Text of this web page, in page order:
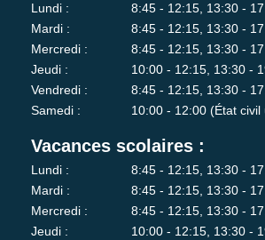
Lundi :
8:45 - 12:15, 13:30 -
Mardi :
8:45 - 12:15, 13:30 -
Mercredi :
8:45 - 12:15, 13:30 -
Jeudi :
10:00 - 12:15, 13:30 -
Vendredi :
8:45 - 12:15, 13:30 -
Samedi :
10:00 - 12:00 (État civil
Vacances scolaires :
Lundi :
8:45 - 12:15, 13:30 -
Mardi :
8:45 - 12:15, 13:30 -
Mercredi :
8:45 - 12:15, 13:30 -
Jeudi :
10:00 - 12:15, 13:30 -